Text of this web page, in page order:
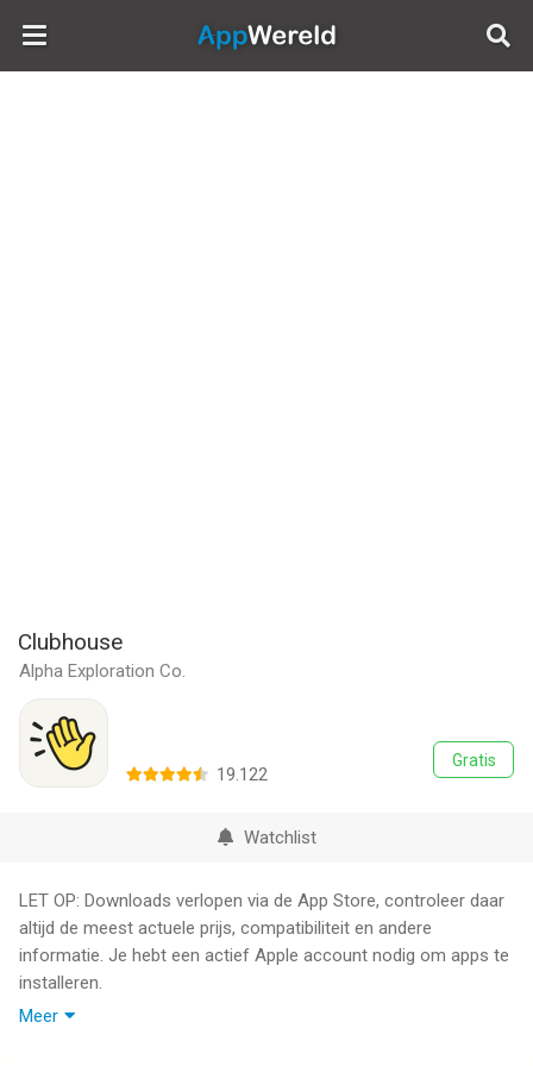
AppWereld
Clubhouse
Alpha Exploration Co.
Gratis
19.122
Watchlist
LET OP: Downloads verlopen via de App Store, controleer daar
altijd de meest actuele prijs, compatibiliteit en andere
informatie. Je hebt een actief Apple account nodig om apps te
installeren.
Meer